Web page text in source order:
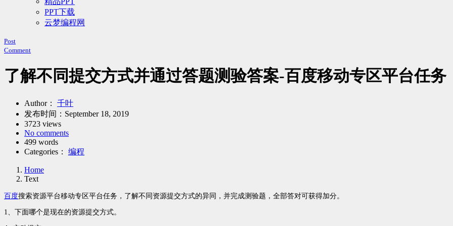
PPT下载
云梦编程网
Post
Comment
了解不同提交方式并通过答题测验答案-百度移动专区平台任务
Author：
千叶
发布时间： September 18, 2019
3723 views
No comments
499 words
Categories：
编程
Home
Text
百度搜索资源平台移动专区平台任务，了解不同资源提交方式的异同，并完成测验题，全部答对可获得加分。
1、下面哪个是现在的资源提交方式。